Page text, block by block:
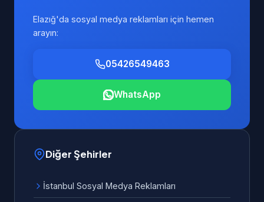
Elazığ'da sosyal medya reklamları için hemen
arayın:
05426549463
WhatsApp
Diğer Şehirler
İstanbul Sosyal Medya Reklamları